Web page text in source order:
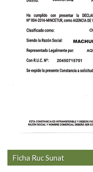
Ficha Ruc Sunat